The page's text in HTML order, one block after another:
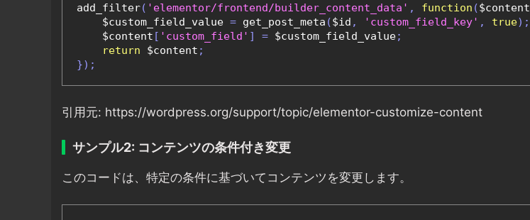
add_filter( 'elementor/frontend/builder_content_data' , function ($content
    $custom_field_value
= get_post_meta ($id , 'custom_field_key' , true);
    $content
[ 'custom_field' ] = $custom_field_value;
return $content ;
});
引用元: https://wordpress.org/support/topic/elementor-customize-content
サンプル2: コンテンツの条件付き変更
このコードは、特定の条件に基づいてコンテンツを変更します。